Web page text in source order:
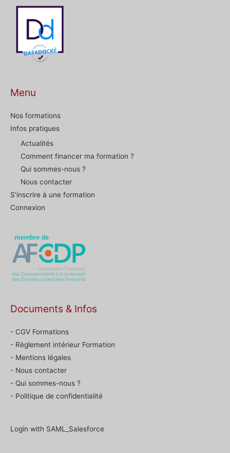
Menu
Nos formations
Infos pratiques
Actualités
Comment financer ma formation ?
Qui sommes-nous ?
Nous contacter
S’inscrire à une formation
Connexion
Documents & Infos
- CGV Formations
- Règlement intérieur Formation
- Mentions légales
- Nous contacter
- Qui sommes-nous ?
- Politique de confidentialité
Login with SAML_Salesforce